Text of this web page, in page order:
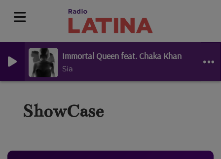
Immortal Queen feat. Chaka Khan
Sia
ShowCase